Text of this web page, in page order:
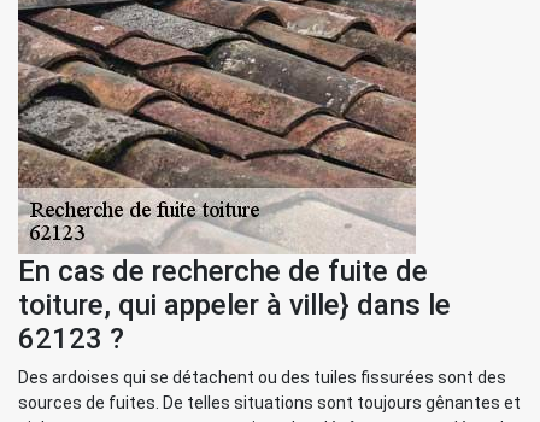
En cas de recherche de fuite de
toiture, qui appeler à ville} dans le
62123 ?
Des ardoises qui se détachent ou des tuiles fissurées sont des
sources de fuites. De telles situations sont toujours gênantes et